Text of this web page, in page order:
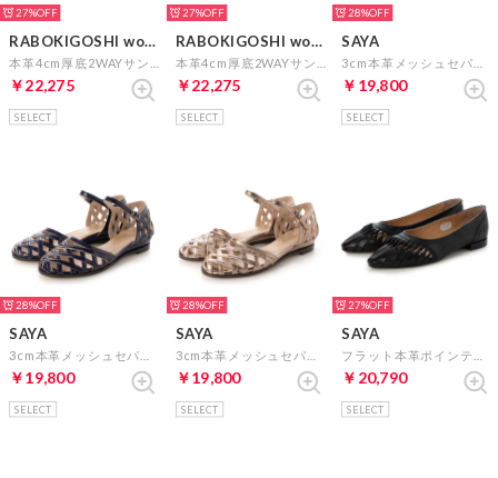
27%
RABOKIGOSHI works
￥22,275
SELECT
27%
RABOKIGOSHI works
￥22,275
SELECT
28%
SAYA
￥19,800
SELECT
28%
SAYA
￥19,800
SELECT
28%
SAYA
￥19,800
SELECT
27%
SAYA
￥20,790
SELECT